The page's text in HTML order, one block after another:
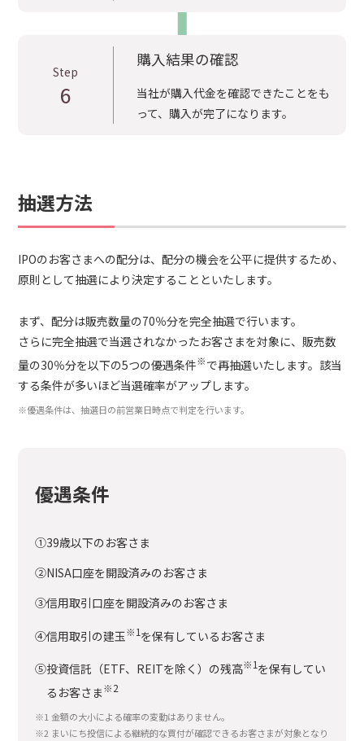
Step
6
購入結果の確認
当社が購入代金を確認できたことをも
って、購入が完了になります。
抽選方法
IPOのお客さまへの配分は、配分の機会を公平に提供するため、
原則として抽選により決定することといたします。
まず、配分は販売数量の70％分を完全抽選で行います。
さらに完全抽選で当選されなかったお客さまを対象に、販売数
量の30％分を以下の5つの優遇条件※で再抽選いたします。該当
する条件が多いほど当選確率がアップします。
※優遇条件は、抽選日の前営業日時点で判定を行います。
優遇条件
①39歳以下のお客さま
②NISA口座を開設済みのお客さま
③信用取引口座を開設済みのお客さま
④信用取引の建玉※1を保有しているお客さま
⑤投資信託（ETF、REITを除く）の残高※1を保有してい
るお客さま※2
※1 金額の大小による確率の変動はありません。
※2 まいにち投信による継続的な買付が確認できるお客さまが対象となり